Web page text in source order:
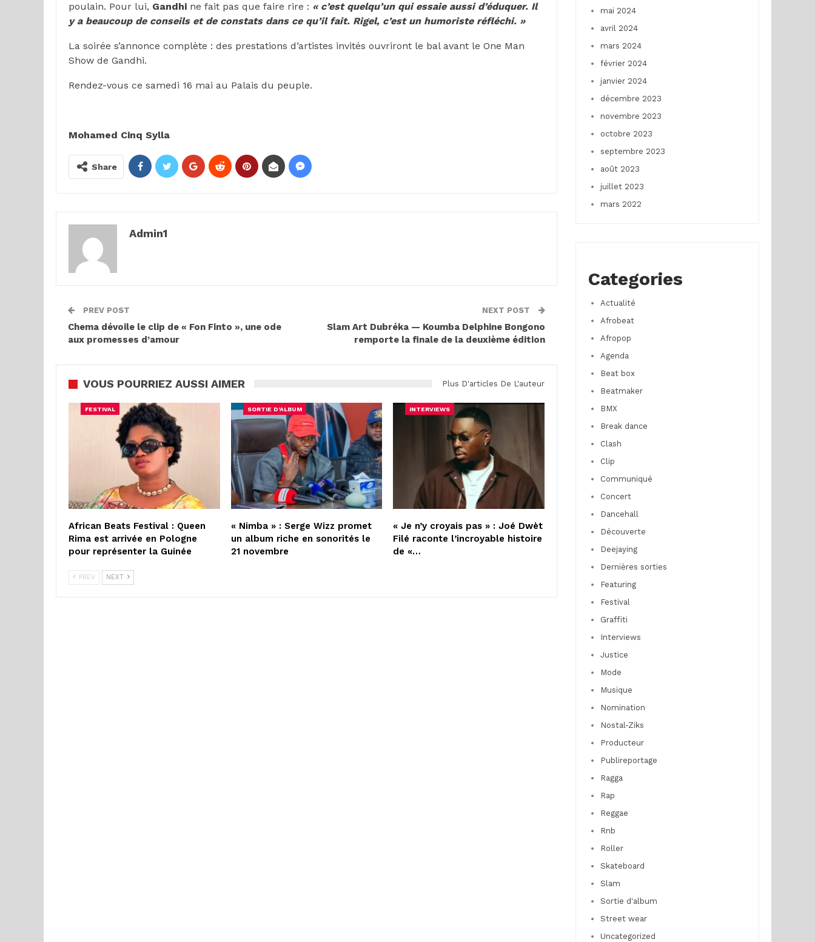
poulain. Pour lui, Gandhi ne fait pas que faire rire : « c’est quelqu’un qui essaie aussi d’éduquer. Il
y a beaucoup de conseils et de constats dans ce qu’il fait. Rigel, c’est un humoriste réfléchi. »
La soirée s’annonce complète : des prestations d’artistes invités ouvriront le bal avant le One Man
Show de Gandhi.
Rendez-vous ce samedi 16 mai au Palais du peuple.
Mohamed Cinq Sylla
Share
Admin1
PREV POST
Chema dévoile le clip de « Fon Finto », une ode
aux promesses d’amour
NEXT POST
Slam Art Dubréka — Koumba Delphine Bongono
remporte la finale de la deuxième édition
VOUS POURRIEZ AUSSI AIMER Plus D'articles De L'auteur
FESTIVAL
African Beats Festival : Queen
Rima est arrivée en Pologne
pour représenter la Guinée
SORTIE D'ALBUM
« Nimba » : Serge Wizz promet
un album riche en sonorités le
21 novembre
INTERVIEWS
« Je n’y croyais pas » : Joé Dwèt
Filé raconte l’incroyable histoire
de «…
PREV NEXT
mai 2024
avril 2024
mars 2024
février 2024
janvier 2024
décembre 2023
novembre 2023
octobre 2023
septembre 2023
août 2023
juillet 2023
mars 2022
Categories
Actualité
Afrobeat
Afropop
Agenda
Beat box
Beatmaker
BMX
Break dance
Clash
Clip
Communiqué
Concert
Dancehall
Découverte
Deejaying
Dernières sorties
Featuring
Festival
Graffiti
Interviews
Justice
Mode
Musique
Nomination
Nostal-Ziks
Producteur
Publireportage
Ragga
Rap
Reggae
Rnb
Roller
Skateboard
Slam
Sortie d'album
Street wear
Uncategorized